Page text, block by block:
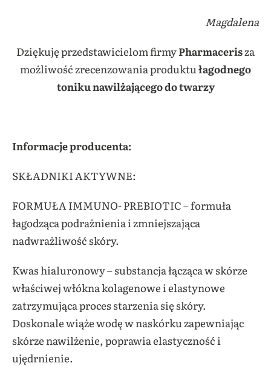
Magdalena
Dziękuję przedstawicielom firmyPharmacerisza
możliwość zrecenzowania produktułagodnego
toniku nawilżającego do twarzy
Informacje producenta:
SKŁADNIKI AKTYWNE:
FORMUŁA IMMUNO- PREBIOTIC – formuła
łagodząca podrażnienia i zmniejszająca
nadwrażliwość skóry.
Kwas hialuronowy – substancja łącząca w skórze
właściwej włókna kolagenowe i elastynowe
zatrzymująca proces starzenia się skóry.
Doskonale wiąże wodę w naskórku zapewniając
skórze nawilżenie, poprawia elastyczność i
ujędrnienie.